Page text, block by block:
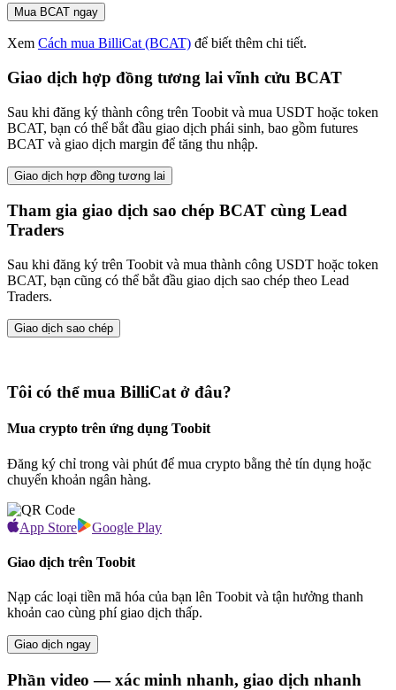
Mua BCAT ngay
Xem Cách mua BilliCat (BCAT) để biết thêm chi tiết.
Giao dịch hợp đồng tương lai vĩnh cửu BCAT
Sau khi đăng ký thành công trên Toobit và mua USDT hoặc token
BCAT, bạn có thể bắt đầu giao dịch phái sinh, bao gồm futures
BCAT và giao dịch margin để tăng thu nhập.
Giao dịch hợp đồng tương lai
Tham gia giao dịch sao chép BCAT cùng Lead
Traders
Sau khi đăng ký trên Toobit và mua thành công USDT hoặc token
BCAT, bạn cũng có thể bắt đầu giao dịch sao chép theo Lead
Traders.
Giao dịch sao chép
Tôi có thể mua BilliCat ở đâu?
Mua crypto trên ứng dụng Toobit
Đăng ký chỉ trong vài phút để mua crypto bằng thẻ tín dụng hoặc
chuyển khoản ngân hàng.
App Store Google Play
Giao dịch trên Toobit
Nạp các loại tiền mã hóa của bạn lên Toobit và tận hưởng thanh
khoản cao cùng phí giao dịch thấp.
Giao dịch ngay
Phần video — xác minh nhanh, giao dịch nhanh